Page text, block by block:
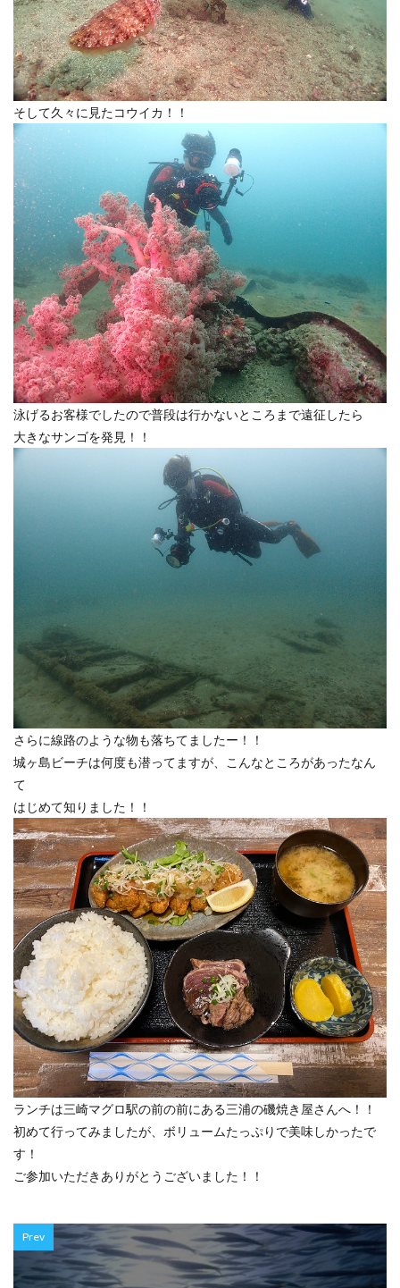
そして久々に見たコウイカ！！
泳げるお客様でしたので普段は行かないところまで遠征したら
大きなサンゴを発見！！
さらに線路のような物も落ちてましたー！！
城ヶ島ビーチは何度も潜ってますが、こんなところがあったなん
て
はじめて知りました！！
ランチは三崎マグロ駅の前の前にある三浦の磯焼き屋さんへ！！
初めて行ってみましたが、ボリュームたっぷりで美味しかったで
す！
ご参加いただきありがとうございました！！
Prev